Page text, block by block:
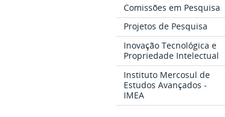
Comissões em Pesquisa
Projetos de Pesquisa
Inovação Tecnológica e
Propriedade Intelectual
Instituto Mercosul de
Estudos Avançados -
IMEA